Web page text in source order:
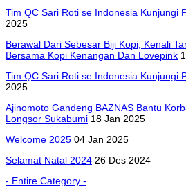
Tim QC Sari Roti se Indonesia Kunjungi
2025
Berawal Dari Sebesar Biji Kopi, Kenali
Bersama Kopi Kenangan Dan Lovepink
Tim QC Sari Roti se Indonesia Kunjungi
2025
Ajinomoto Gandeng BAZNAS Bantu
Longsor Sukabumi 18 Jan 2025
Welcome 2025 04 Jan 2025
Selamat Natal 2024 26 Des 2024
- Entire Category -